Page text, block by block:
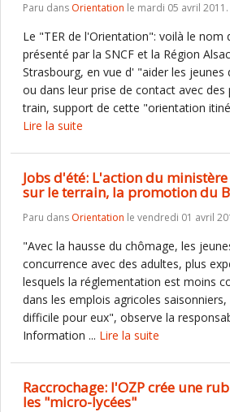
Paru dans Orientation le mardi 05 avril 2011.
Le "TER de l'Orientation": voilà le nom
présenté par la SNCF et la Région
Strasbourg, en vue d' "aider les
ou dans leur prise de contact avec des
train, support de cette "orientation
Lire la suite
Jobs d'été: L'action du ministère
sur le terrain, la promotion du
Paru dans Orientation le vendredi 01 avril
"Avec la hausse du chômage, les
concurrence avec des adultes, plus
lesquels la réglementation est moins
dans les emplois agricoles
difficile pour eux", observe la
Information ... Lire la suite
Raccrochage: l'OZP crée une
les "micro-lycées"